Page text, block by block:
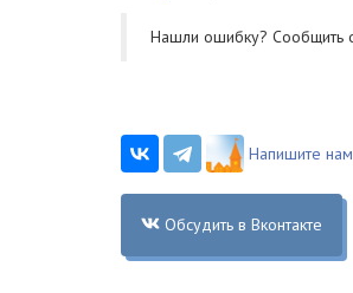
Нашли ошибку? Cообщить
Напишите нам
Обсудить в Вконтакте